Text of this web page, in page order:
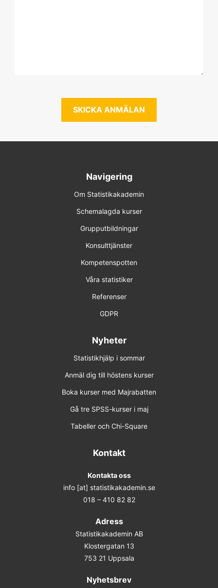
8-9 jun 2027 Online
Förhandsbokning (obestämt datum)
15-16 dec 2026 Online
7-8 apr 2027 Online
Förhandsbokning (obestämt datum)
Navigering
Om Statistikakademin
Schemalagda kurser
Grupputbildningar
Konsulttjänster
Kompetenspotten
Våra statistiker
Referenser
GDPR
Nyheter
Statistikhjälp i sommar
Anmäl dig till höstens kurser
Boka kurser med Majrabatten
Gå tre SPSS-kurser i maj
Tabeller och Chi-Square
Kontakt
Kontakta oss
info [at] statistikakademin.se
018 – 410 82 82
Adress
Statistikakademin AB
Klostergatan 13
753 21 Uppsala
Nyhetsbrev